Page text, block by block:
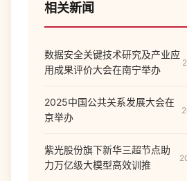
相关新闻
数据安全关键技术研究及产业应
用成果评价大会在南宁举办
2025中国公共关系发展大会在
京举办
紫光股份旗下新华三超节点助
力万亿级大模型高效训推